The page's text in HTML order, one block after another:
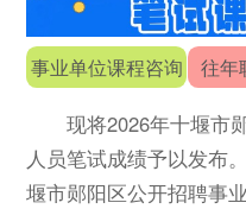
事业单位课程咨询 往年
现将2026年十堰市
人员笔试成绩予以发布
堰市郧阳区公开招聘事